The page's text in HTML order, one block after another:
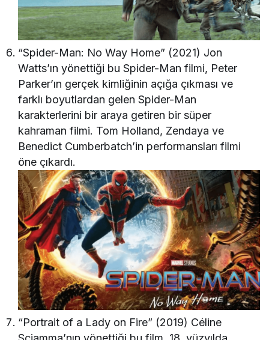
“Spider-Man: No Way Home” (2021) Jon
Watts’ın yönettiği bu Spider-Man filmi, Peter
Parker’ın gerçek kimliğinin açığa çıkması ve
farklı boyutlardan gelen Spider-Man
karakterlerini bir araya getiren bir süper
kahraman filmi. Tom Holland, Zendaya ve
Benedict Cumberbatch’in performansları filmi
öne çıkardı.
“Portrait of a Lady on Fire” (2019) Céline